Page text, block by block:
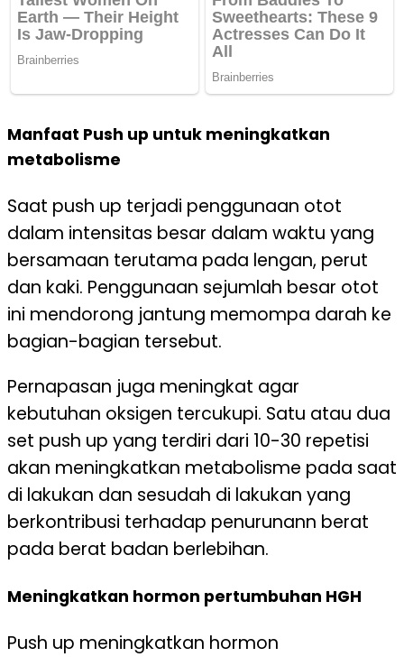
Manfaat Push up untuk meningkatkan
metabolisme
Saat push up terjadi penggunaan otot
dalam intensitas besar dalam waktu yang
bersamaan terutama pada lengan, perut
dan kaki. Penggunaan sejumlah besar otot
ini mendorong jantung memompa darah ke
bagian-bagian tersebut.
Pernapasan juga meningkat agar
kebutuhan oksigen tercukupi. Satu atau dua
set push up yang terdiri dari 10-30 repetisi
akan meningkatkan metabolisme pada saat
di lakukan dan sesudah di lakukan yang
berkontribusi terhadap penurunann berat
pada berat badan berlebihan.
Meningkatkan hormon pertumbuhan HGH
Push up meningkatkan hormon